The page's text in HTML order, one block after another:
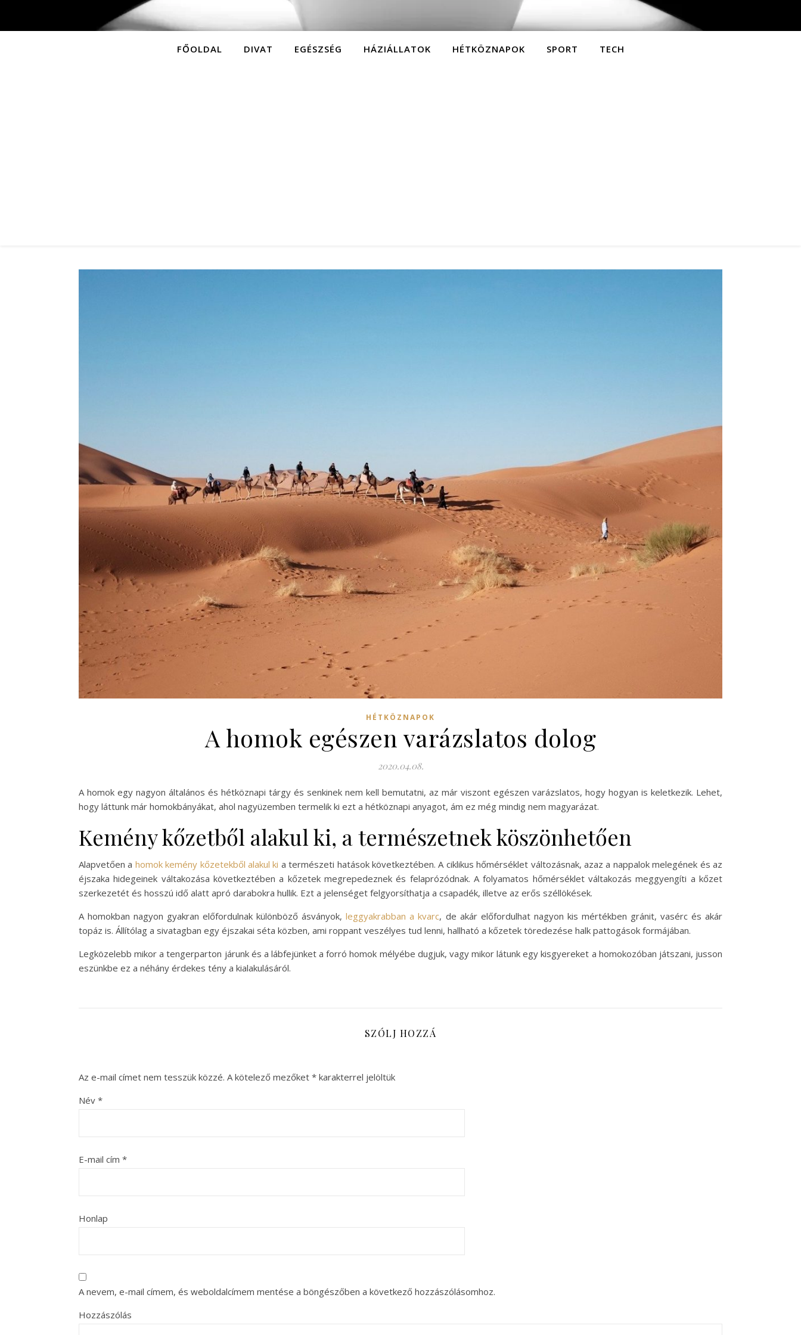
FŐOLDAL DIVAT EGÉSZSÉG HÁZIÁLLATOK HÉTKÖZNAPOK SPORT TECH
HÉTKÖZNAPOK
A homok egészen varázslatos dolog
2020.04.08.
A homok egy nagyon általános és hétköznapi tárgy és senkinek nem kell bemutatni, az már viszont egészen varázslatos, hogy hogyan is keletkezik. Lehet,
hogy láttunk már homokbányákat, ahol nagyüzemben termelik ki ezt a hétköznapi anyagot, ám ez még mindig nem magyarázat.
Kemény kőzetből alakul ki, a természetnek köszönhetően
Alapvetően a homok kemény kőzetekből alakul ki a természeti hatások következtében. A ciklikus hőmérséklet változásnak, azaz a nappalok melegének és az
éjszaka hidegeinek váltakozása következtében a kőzetek megrepedeznek és felaprózódnak. A folyamatos hőmérséklet váltakozás meggyengíti a kőzet
szerkezetét és hosszú idő alatt apró darabokra hullik. Ezt a jelenséget felgyorsíthatja a csapadék, illetve az erős széllökések.
A homokban nagyon gyakran előfordulnak különböző ásványok,leggyakrabban a kvarc, de akár előfordulhat nagyon kis mértékben gránit, vasérc és akár
topáz is. Állítólag a sivatagban egy éjszakai séta közben, ami roppant veszélyes tud lenni, hallható a kőzetek töredezése halk pattogások formájában.
Legközelebb mikor a tengerparton járunk és a lábfejünket a forró homok mélyébe dugjuk, vagy mikor látunk egy kisgyereket a homokozóban játszani, jusson
eszünkbe ez a néhány érdekes tény a kialakulásáról.
SZÓLJ HOZZÁ
Az e-mail címet nem tesszük közzé. A kötelező mezőket * karakterrel jelöltük
Név *
E-mail cím *
Honlap
A nevem, e-mail címem, és weboldalcímem mentése a böngészőben a következő hozzászólásomhoz.
Hozzászólás